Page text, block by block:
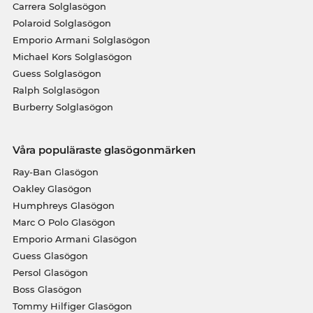
Carrera Solglasögon
Polaroid Solglasögon
Emporio Armani Solglasögon
Michael Kors Solglasögon
Guess Solglasögon
Ralph Solglasögon
Burberry Solglasögon
Våra populäraste glasögonmärken
Ray-Ban Glasögon
Oakley Glasögon
Humphreys Glasögon
Marc O Polo Glasögon
Emporio Armani Glasögon
Guess Glasögon
Persol Glasögon
Boss Glasögon
Tommy Hilfiger Glasögon